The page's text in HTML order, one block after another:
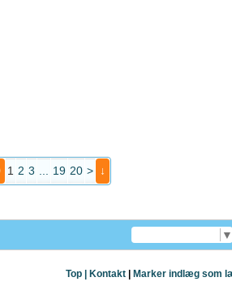
1 2 3 19 20 > ↓
▼
Top | Kontakt Marker indlæg som